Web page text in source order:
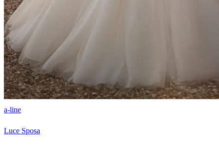
a-line
Luce Sposa